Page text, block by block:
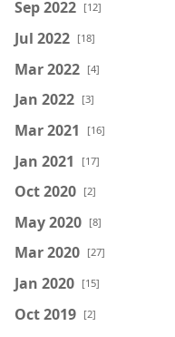
Sep 2022 [12]
Jul 2022 [18]
Mar 2022 [4]
Jan 2022 [3]
Mar 2021 [16]
Jan 2021 [17]
Oct 2020 [2]
May 2020 [8]
Mar 2020 [27]
Jan 2020 [15]
Oct 2019 [2]